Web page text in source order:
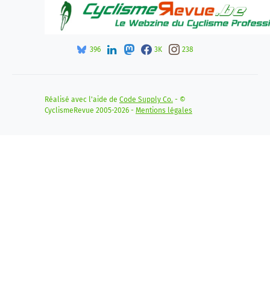
396 3K 238
Réalisé avec l'aide de Code Supply Co. - ©
CyclismeRevue 2005-2026 - Mentions légales